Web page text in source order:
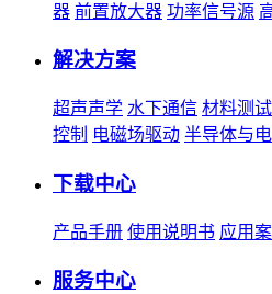
器 前置放大器 功率信号源
解决方案
超声声学 水下通信 材料测试
控制 电磁场驱动 半导体与
下载中心
产品手册 使用说明书 应用
服务中心